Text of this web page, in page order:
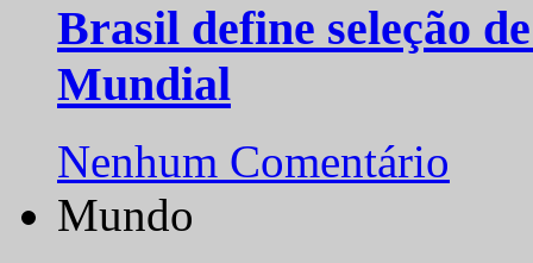
Brasil define seleção
Mundial
Nenhum Comentário
Mundo